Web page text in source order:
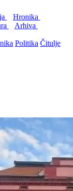
Hronika
Arhiva
Politika Čitulje